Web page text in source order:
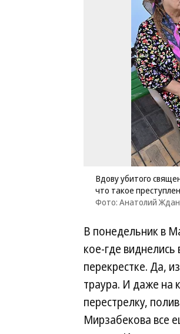
Вдову убитого
что такое
Фото: Анатолий
В понедельник в
кое-где
перекрестке. Да,
траура. И даже на
перестрелку,
Мирзабекова все